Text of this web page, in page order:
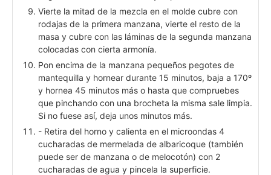
Vierte la mitad de la mezcla en el molde cubre con
rodajas de la primera manzana, vierte el resto de la
masa y cubre con las láminas de la segunda manzana
colocadas con cierta armonía.
Pon encima de la manzana pequeños pegotes de
mantequilla y hornear durante 15 minutos, baja a 170º
y hornea 45 minutos más o hasta que compruebes
que pinchando con una brocheta la misma sale limpia.
Si no fuese así, deja unos minutos más.
- Retira del horno y calienta en el microondas 4
cucharadas de mermelada de albaricoque (también
puede ser de manzana o de melocotón) con 2
cucharadas de agua y pincela la superficie.